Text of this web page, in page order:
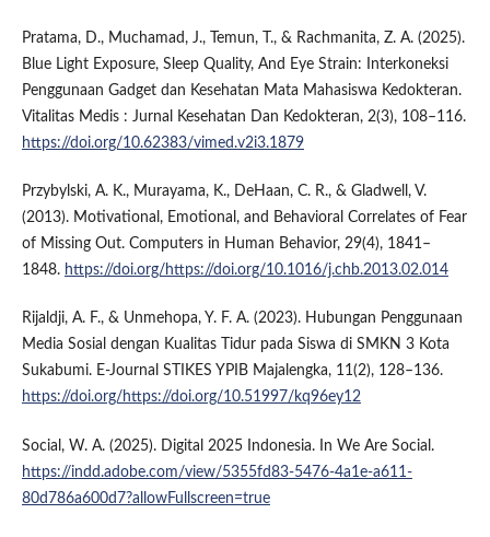
Pratama, D., Muchamad, J., Temun, T., & Rachmanita, Z. A. (2025).
Blue Light Exposure, Sleep Quality, And Eye Strain: Interkoneksi
Penggunaan Gadget dan Kesehatan Mata Mahasiswa Kedokteran.
Vitalitas Medis : Jurnal Kesehatan Dan Kedokteran, 2(3), 108–116.
https://doi.org/10.62383/vimed.v2i3.1879
Przybylski, A. K., Murayama, K., DeHaan, C. R., & Gladwell, V.
(2013). Motivational, Emotional, and Behavioral Correlates of Fear
of Missing Out. Computers in Human Behavior, 29(4), 1841–
1848. https://doi.org/https://doi.org/10.1016/j.chb.2013.02.014
Rijaldji, A. F., & Unmehopa, Y. F. A. (2023). Hubungan Penggunaan
Media Sosial dengan Kualitas Tidur pada Siswa di SMKN 3 Kota
Sukabumi. E-Journal STIKES YPIB Majalengka, 11(2), 128–136.
https://doi.org/https://doi.org/10.51997/kq96ey12
Social, W. A. (2025). Digital 2025 Indonesia. In We Are Social.
https://indd.adobe.com/view/5355fd83-5476-4a1e-a611-
80d786a600d7?allowFullscreen=true